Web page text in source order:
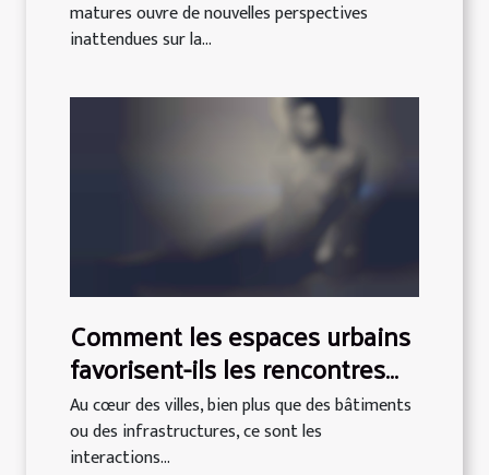
matures ouvre de nouvelles perspectives
inattendues sur la...
Comment les espaces urbains
favorisent-ils les rencontres
authentiques ?
Au cœur des villes, bien plus que des bâtiments
ou des infrastructures, ce sont les
interactions...